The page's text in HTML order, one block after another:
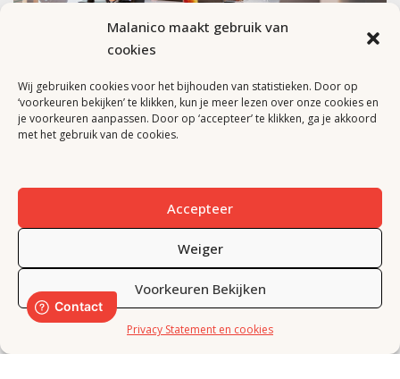
Malanico maakt gebruik van
cookies
Wij gebruiken cookies voor het bijhouden van statistieken. Door op
‘voorkeuren bekijken’ te klikken, kun je meer lezen over onze cookies en
je voorkeuren aanpassen. Door op ‘accepteer’ te klikken, ga je akkoord
met het gebruik van de cookies.
Accepteer
Weiger
Voorkeuren Bekijken
Privacy Statement en cookies
Staat jouw ideale vacature er niet tussen of ben je op zoek
naar een stage plek?
we komen graag met je in contact.
Open sollicitatie